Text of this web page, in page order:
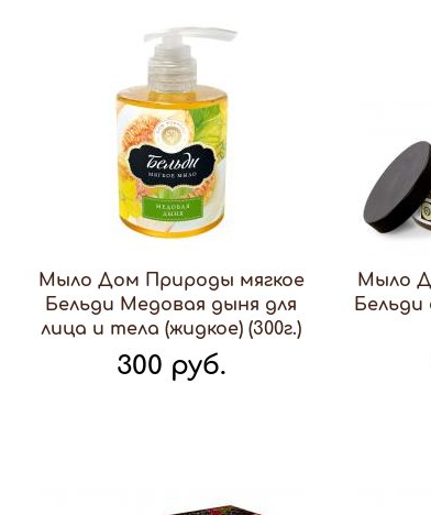
Мыло Дом Природы мягкое
Бельди Медовая дыня для
лица и тела (жидкое) (300г.)
300 руб.
Мыло